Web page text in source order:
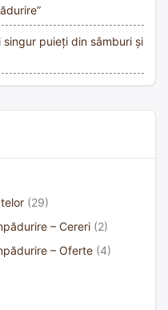
puieți din sâmburi și
(29)
– Cereri (2)
– Oferte (4)